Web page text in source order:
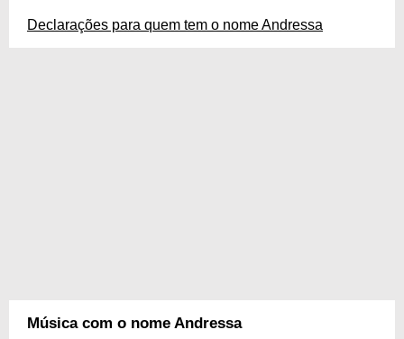
Declarações para quem tem o nome Andressa
Música com o nome Andressa